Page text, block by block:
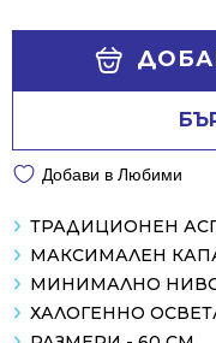
Добави в Любими
ТРАДИЦИОНЕН
МАКСИМАЛЕН
МИНИМАЛНО НИВО
ХАЛОГЕННО